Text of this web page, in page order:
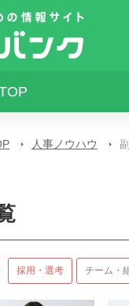
人事ノウハウ
採用・選考 チーム・